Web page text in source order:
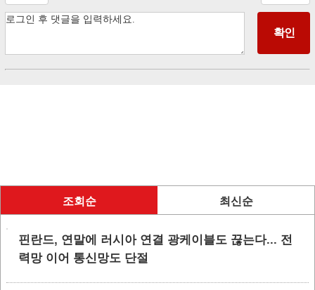
조회순 최신순
핀란드, 연말에 러시아 연결 광케이블도 끊는다... 전
력망 이어 통신망도 단절